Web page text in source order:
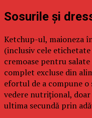
Sosurile și
Ketchup-ul, maioneza
(inclusiv cele
cremoase pentru
complet excluse din
efortul de a compune
vedere nutrițional,
ultima secundă prin